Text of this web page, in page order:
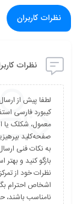
نظرات کاربران
نظرات
لطفا پیش از
معمول، شکلک یا
صفحه‌کلید
به نکات فنی
بازگو کنید و
نظرات خود از
اشخاص احترام
نامناسب